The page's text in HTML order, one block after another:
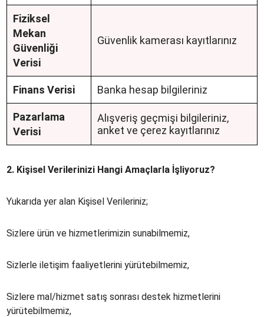
Fiziksel
Mekan
Güvenliği
Verisi
Güvenlik kamerası kayıtlarınız
Finans Verisi Banka hesap bilgileriniz
Pazarlama
Verisi
Alışveriş geçmişi bilgileriniz,
anket ve çerez kayıtlarınız
2. Kişisel Verilerinizi Hangi Amaçlarla İşliyoruz?
Yukarıda yer alan Kişisel Verileriniz;
Sizlere ürün ve hizmetlerimizin sunabilmemiz,
Sizlerle iletişim faaliyetlerini yürütebilmemiz,
Sizlere mal/hizmet satış sonrası destek hizmetlerini
yürütebilmemiz,